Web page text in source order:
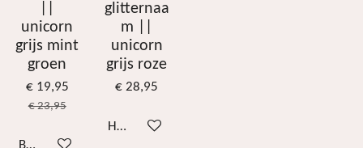
unicorn
grijs mint
groen
€ 19,95
€ 23,95
glitternaa
m ||
unicorn
grijs roze
€ 28,95
Houd mij op de hoogte